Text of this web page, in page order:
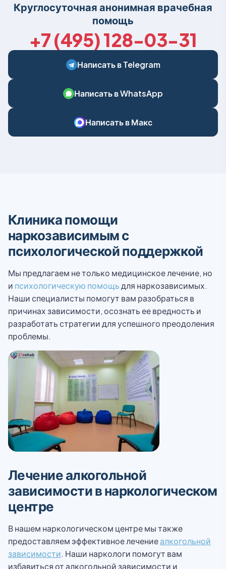
Круглосуточная анонимная врачебная
помощь
+7 (495) 128-03-31
Написать в Telegram
Написать в WhatsApp
Написать в Макс
Клиника помощи
наркозависимым с
психологической поддержкой
Мы предлагаем не только медицинское лечение, но
и психологическую помощьдля наркозависимых.
Наши специалисты помогут вам разобраться в
причинах зависимости, осознать ее вредность и
разработать стратегии для успешного преодоления
проблемы.
Лечение алкогольной
зависимости в наркологическом
центре
В нашем наркологическом центре мы также
предоставляем эффективное лечениеалкогольной
зависимости. Наши наркологи помогут вам
избавиться от алкогольной зависимости и